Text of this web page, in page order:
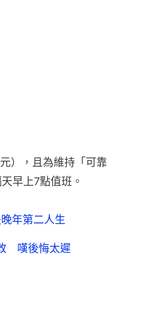
），且為維持「可靠
早上7點值班。
年第二人生
嘆後悔太遲